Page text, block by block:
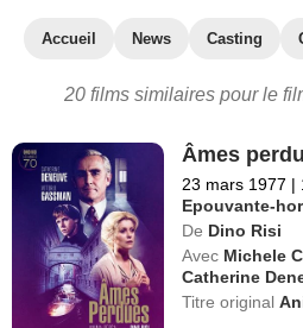
Accueil News Casting
20 films similaires pour le
Âmes
23 mars 1977 |
Epouvante-
De Dino Risi
Avec Michele
Catherine
Titre original